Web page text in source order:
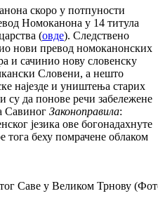
скоро у потпуности
Номоканона у 14 титула
(овде). Следствено
нови превод номоканонских
и сачинио нову словенску
Словени, а нешто
најезде и уништења старих
су да понове речи забележене
Савиног Законоправила:
језика ове богонадахнуте
тога беху помрачене облаком
Саве у Великом Трнову